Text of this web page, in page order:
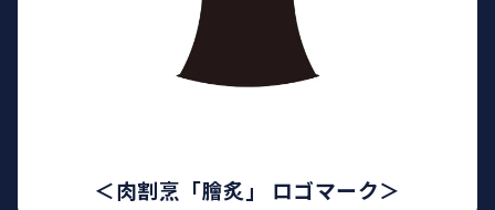
＜肉割烹「膾炙」 ロゴマーク＞